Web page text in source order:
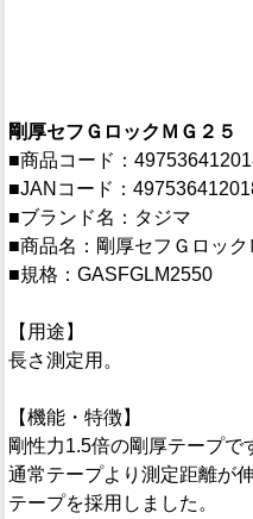
剛厚セフＧロックＭＧ２５
■商品コード：
■JANコード：
■ブランド名：タジマ
■商品名：剛厚セフＧロッ
■規格：GASFGLM2550
【用途】
長さ測定用。
【機能・特徴】
剛性力1.5倍の剛厚テープで
通常テープより測定距離が
テープを採用しました。